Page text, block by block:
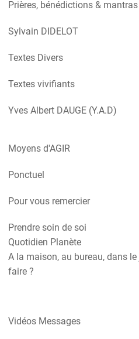
Prières, bénédictions & mantras
Sylvain DIDELOT
Textes Divers
Textes vivifiants
Yves Albert DAUGE (Y.A.D)
Moyens d'AGIR
Ponctuel
Pour vous remercier
Prendre soin de soi
Quotidien Planète
A la maison, au bureau, dans
faire ?
Vidéos Messages